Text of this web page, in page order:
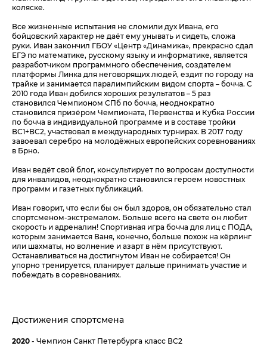
коляске.
Все жизненные испытания не сломили дух Ивана, его
бойцовский характер не даёт ему унывать и сидеть, сложа
руки. Иван закончил ГБОУ «Центр «Динамика», прекрасно сдал
ЕГЭ по математике, русскому языку и информатике, является
разработчиком программного обеспечения, создателем
платформы Линка для неговорящих людей, ездит по городу на
трайке и занимается паралимпийским видом спорта – бочча. С
2010 года Иван добился хороших результатов – 5 раз
становился Чемпионом СПб по бочча, неоднократно
становился призёром Чемпионата, Первенства и Кубка России
по бочча в индивидуальной программе и в составе тройки
ВС1+ВС2, участвовал в международных турнирах. В 2017 году
завоевал серебро на молодёжных европейских соревнованиях
в Брно.
Иван ведёт свой блог, консультирует по вопросам доступности
для инвалидов, неоднократно становился героем новостных
программ и газетных публикаций.
Иван говорит, что если бы он был здоров, он обязательно стал
спортсменом-экстремалом. Больше всего на свете он любит
скорость и адреналин! Спортивная игра бочча для лиц с ПОДА,
которым занимается Ваня, конечно, больше похож на кёрлинг
или шахматы, но волнение и азарт в нём присутствуют.
Останавливаться на достигнутом Иван не собирается! Он
упорно тренируется, планирует дальше принимать участие и
побеждать в соревнованиях.
Достижения спортсмена
2020- Чемпион Санкт Петербурга класс ВС2